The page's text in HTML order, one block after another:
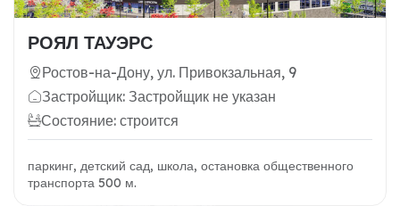
РОЯЛ ТАУЭРС
Ростов-на-Дону, ул. Привокзальная, 9
Застройщик: Застройщик не указан
Состояние: строится
паркинг, детский сад, школа, остановка общественного
транспорта 500 м.